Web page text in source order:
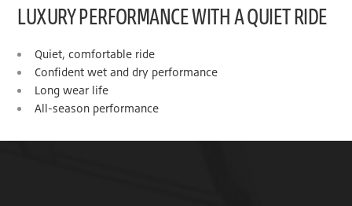
LUXURY PERFORMANCE WITH A QUIET RIDE
Quiet, comfortable ride
Confident wet and dry performance
Long wear life
All-season performance